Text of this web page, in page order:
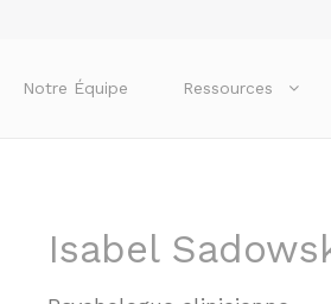
Notre Équipe Ressources
Isabel